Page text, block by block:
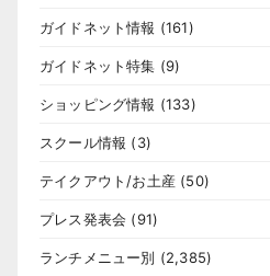
ガイドネット情報 (161)
ガイドネット特集 (9)
ショッピング情報 (133)
スクール情報 (3)
テイクアウト/お土産 (50)
プレス発表会 (91)
ランチメニュー別 (2,385)